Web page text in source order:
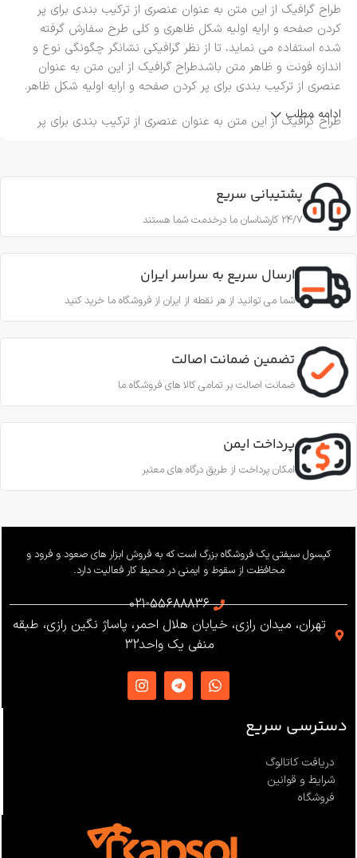
طراح گرافیک از این متن به عنوان عنصری از ترکیب بندی برای پر
کردن صفحه و ارایه اولیه شکل ظاهری و کلی طرح سفارش گرفته
شده استفاده می نماید، تا از نظر گرافیکی نشانگر چگونگی نوع و
اندازه فونت و ظاهر متن باشدطراح گرافیک از این متن به عنوان
عنصری از ترکیب بندی برای پر کردن صفحه و ارایه اولیه شکل ظاهر.
طراح گرافیک از این متن به عنوان عنصری از ترکیب بندی برای پر
اندازه فونت و ظاهر متن باشدطراح گرافیک از این متن به عنوان
عنصری از ترکیب بندی برای پر کردن صفحه و ارایه اولیه شکل ظاهر.
ادامه مطلب
پشتیبانی سریع
24/7 کارشناسان ما درخدمت شما هستند
ارسال سریع به سراسر ایران
شما می توانید از هر نقطه از ایران از فروشگاه ما خرید کنید
تضمین ضمانت اصالت
ضمانت اصالت بر تمامی کالا های فروشگاه ما
پرداخت ایمن
امکان پرداخت از طریق درگاه های معتبر
کپسول سیفتی یک فروشگاه بزرگ است که به فروش ابزار های صعود و فرود و
محافظت از سقوط و ایمنی در محیط کار فعالیت دارد.
021-55688836
تهران، میدان رازی، خیابان هلال احمر، پاساژ نگین رازی، طبقه
منفی یک واحد32
دسترسی سریع
دریافت کاتالوگ
شرایط و قوانین
فروشگاه